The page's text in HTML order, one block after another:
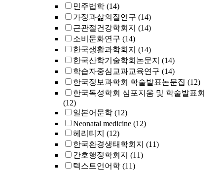
민주법학 (14)
가정과삶의질연구 (14)
근관절건강학회지 (14)
소비문화연구 (14)
한국생활과학회지 (14)
한국산학기술학회논문지 (14)
학습자중심교과교육연구 (14)
한국정보과학회 학술발표논문집 (12)
한국독성학회 심포지움 및 학술발표회
(12)
일본어문학 (12)
Neonatal medicine (12)
헤리티지 (12)
한국환경생태학회지 (11)
간호행정학회지 (11)
텍스트언어학 (11)